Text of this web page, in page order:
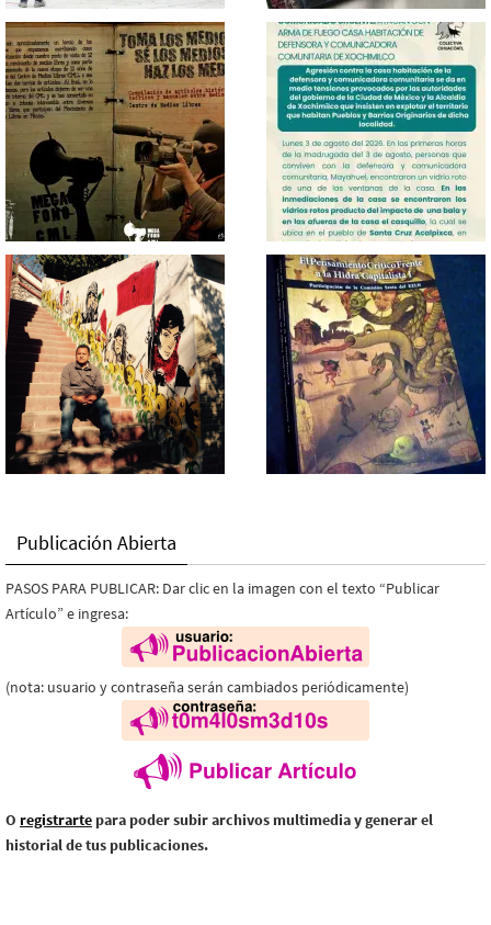
Publicación Abierta
PASOS PARA PUBLICAR: Dar clic en la imagen con el texto “Publicar
Artículo” e ingresa:
(nota: usuario y contraseña serán cambiados periódicamente)
O registrarte para poder subir archivos multimedia y generar el
historial de tus publicaciones.